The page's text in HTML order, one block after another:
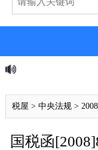
税屋 > 中央法规>
国税函